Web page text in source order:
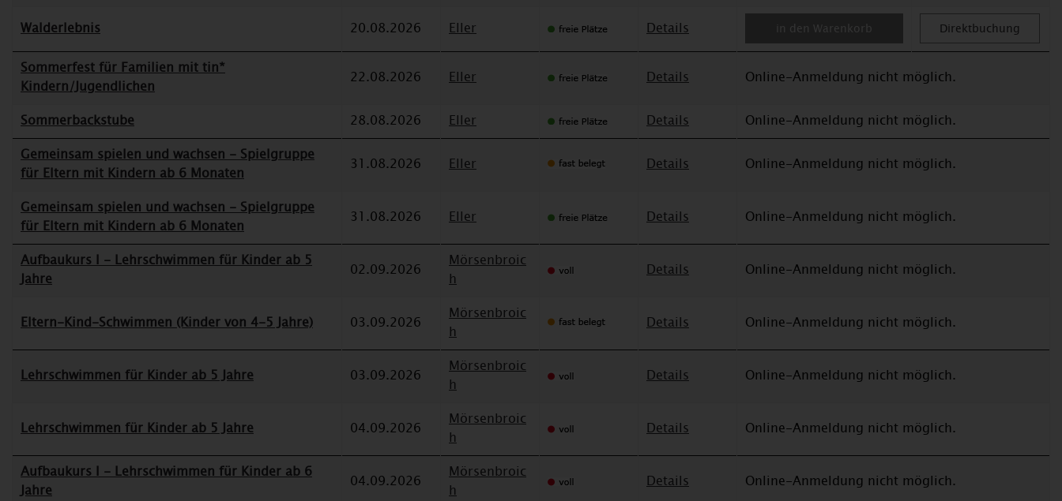
Walderlebnis 20.08.2026 Eller Details in den Warenkorb Direktbuchung
Sommerfest für Familien mit tin*
Kindern/Jugendlichen
22.08.2026 Eller Details Online-Anmeldung nicht möglich.
Sommerbackstube 28.08.2026 Eller Details
Online-Anmeldung nicht möglich.
Gemeinsam spielen und wachsen - Spielgruppe
für Eltern mit Kindern ab 6 Monaten
31.08.2026 Eller Details Online-Anmeldung nicht möglich.
Gemeinsam spielen und wachsen - Spielgruppe
für Eltern mit Kindern ab 6 Monaten
31.08.2026 Eller Details Online-Anmeldung nicht möglich.
Aufbaukurs I - Lehrschwimmen für Kinder ab 5
Jahre
02.09.2026
Mörsenbroic
h
Details Online-Anmeldung nicht möglich.
Eltern-Kind-Schwimmen (Kinder von 4-5 Jahre) 03.09.2026
Mörsenbroic
h
Details Online-Anmeldung nicht möglich.
Lehrschwimmen für Kinder ab 5 Jahre 03.09.2026
Mörsenbroic
h
Details Online-Anmeldung nicht möglich.
Lehrschwimmen für Kinder ab 5 Jahre 04.09.2026
Mörsenbroic
h
Details Online-Anmeldung nicht möglich.
Aufbaukurs I - Lehrschwimmen für Kinder ab 6
Jahre
04.09.2026
Mörsenbroic
h
Details Online-Anmeldung nicht möglich.